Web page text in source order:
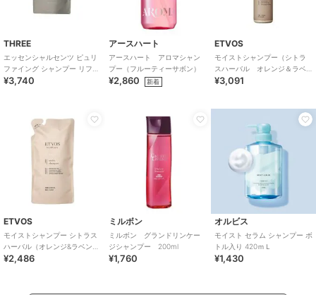
THREE
エッセンシャルセンツ ピュリ
ファイング シャンプー リフィ
ル
¥3,740
アースハート
アースハート アロマシャン
プー（フルーティーサボン）
¥2,860 新着
ETVOS
モイストシャンプー（シトラ
スハーバル オレンジ＆ラベ
ンダーの香り）
¥3,091
ETVOS
モイストシャンプー シトラス
ハーバル（オレンジ&ラベンダ
ー）詰め替え用
¥2,486
ミルボン
ミルボン グランドリンケー
ジシャンプー 200ml
¥1,760
オルビス
モイスト セラム シャンプー ボ
トル入り 420ｍＬ
¥1,430